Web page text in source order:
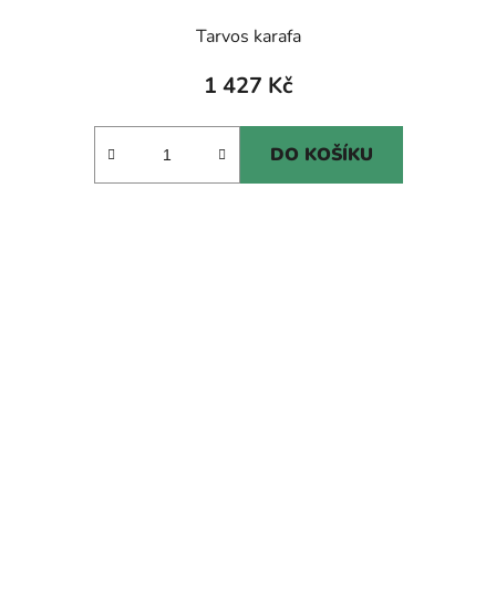
Tarvos karafa
1 427 Kč
DO KOŠÍKU